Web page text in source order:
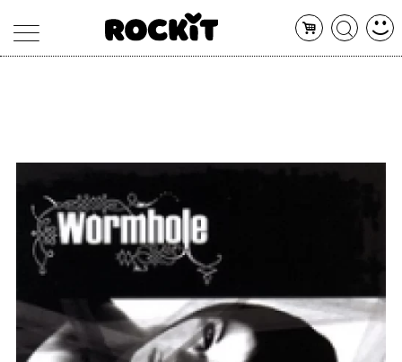
CONCERTI
SHOP
RADIO